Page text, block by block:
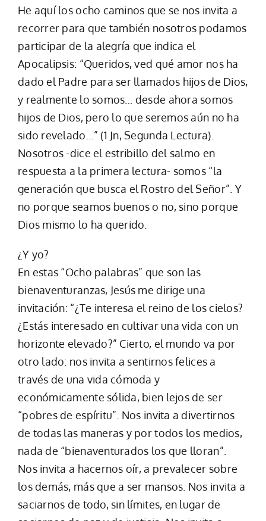
He aquí los ocho caminos que se nos invita a
recorrer para que también nosotros podamos
participar de la alegría que indica el
Apocalipsis: “Queridos, ved qué amor nos ha
dado el Padre para ser llamados hijos de Dios,
y realmente lo somos… desde ahora somos
hijos de Dios, pero lo que seremos aún no ha
sido revelado…” (1 Jn, Segunda Lectura).
Nosotros -dice el estribillo del salmo en
respuesta a la primera lectura- somos “la
generación que busca el Rostro del Señor”. Y
no porque seamos buenos o no, sino porque
Dios mismo lo ha querido.
¿Y yo?
En estas “Ocho palabras” que son las
bienaventuranzas, Jesús me dirige una
invitación: “¿Te interesa el reino de los cielos?
¿Estás interesado en cultivar una vida con un
horizonte elevado?” Cierto, el mundo va por
otro lado: nos invita a sentirnos felices a
través de una vida cómoda y
económicamente sólida, bien lejos de ser
“pobres de espíritu”. Nos invita a divertirnos
de todas las maneras y por todos los medios,
nada de “bienaventurados los que lloran”.
Nos invita a hacernos oír, a prevalecer sobre
los demás, más que a ser mansos. Nos invita a
saciarnos de todo, sin límites, en lugar de